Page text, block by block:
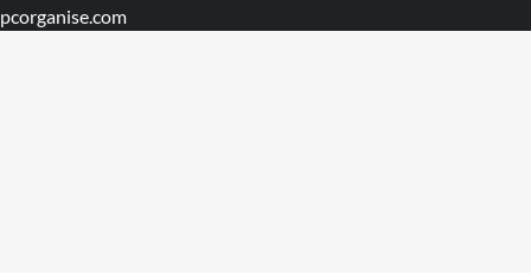
pcorganise.com